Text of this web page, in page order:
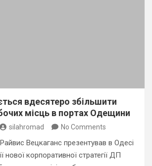
вдесятеро збільшити
місць в портах Одещини
silahromad No Comments
Вецкаганс презентував в Одесі
нової корпоративної стратегії ДП